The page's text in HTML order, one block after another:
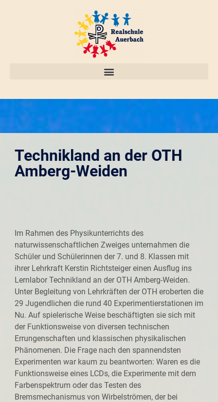
Technikland an der OTH
Amberg-Weiden
Im Rahmen des Physikunterrichts des
naturwissenschaftlichen Zweiges unternahmen die
Schüler und Schülerinnen der 7. und 8. Klassen mit
ihrer Lehrkraft Kerstin Richtsteiger einen Ausflug ins
Lernlabor Technikland an der OTH Amberg-Weiden.
Unter Begleitung von Lehrkräften der OTH eroberten die
29 Jugendlichen die rund 40 Experimentierstationen im
Nu. Auf spielerische Weise beschäftigten sie sich mit
der Funktionsweise von diversen technischen
Errungenschaften und klassischen physikalischen
Phänomenen. Die Frage nach den spannendsten
Experimenten war kaum zu beantworten: Waren es die
Funktionsweise eines LCDs, die Experimente mit dem
Farbenspektrum oder das Testen des
Bremsmechanismus von Wirbelströmen, der bei